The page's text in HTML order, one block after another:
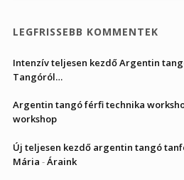
LEGFRISSEBB KOMMENTEK
Intenzív teljesen kezdő Argentin
Tangóról…
Argentin tangó férfi technika
workshop
Új teljesen kezdő argentin tangó
Mária -Áraink